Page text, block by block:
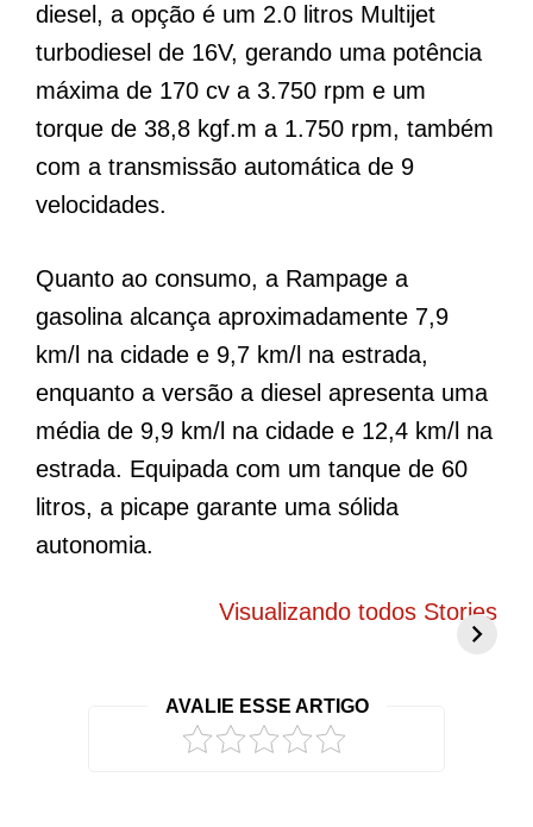
diesel, a opção é um 2.0 litros Multijet
turbodiesel de 16V, gerando uma potência
máxima de 170 cv a 3.750 rpm e um
torque de 38,8 kgf.m a 1.750 rpm, também
com a transmissão automática de 9
velocidades.
Quanto ao consumo, a Rampage a
gasolina alcança aproximadamente 7,9
km/l na cidade e 9,7 km/l na estrada,
enquanto a versão a diesel apresenta uma
média de 9,9 km/l na cidade e 12,4 km/l na
estrada. Equipada com um tanque de 60
litros, a picape garante uma sólida
autonomia.
208 elétrico
Visualizando todos Stories
AVALIE ESSE ARTIGO